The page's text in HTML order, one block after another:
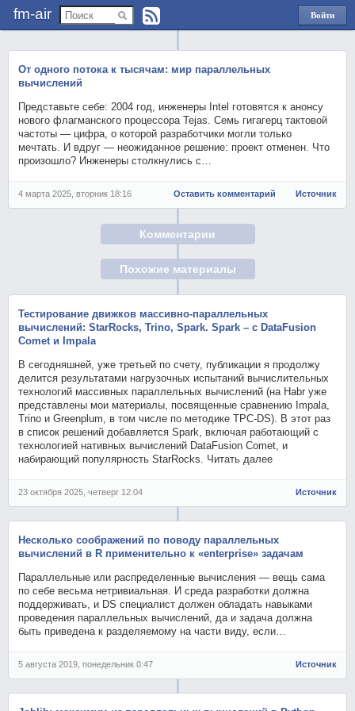
fm-air
Войти
через
От одного потока к тысячам: мир параллельных
вычислений
Представьте себе: 2004 год, инженеры Intel готовятся к анонсу
нового флагманского процессора Tejas. Семь гигагерц тактовой
частоты — цифра, о которой разработчики могли только
мечтать. И вдруг — неожиданное решение: проект отменен. Что
произошло? Инженеры столкнулись с…
4 марта 2025, вторник 18:16 Оставить комментарий Источник
Комментарии
Похожие материалы
Тестирование движков массивно-параллельных
вычислений: StarRocks, Trino, Spark. Spark – с DataFusion
Comet и Impala
В сегодняшней, уже третьей по счету, публикации я продолжу
делится результатами нагрузочных испытаний вычислительных
технологий массивных параллельных вычислений (на Habr уже
представлены мои материалы, посвященные сравнению Impala,
Trino и Greenplum, в том числе по методике TPC-DS). В этот раз
в список решений добавляется Spark, включая работающий с
технологией нативных вычислений DataFusion Comet, и
набирающий популярность StarRocks. Читать далее
23 октября 2025, четверг 12:04 Источник
Несколько соображений по поводу параллельных
вычислений в R применительно к «enterprise» задачам
Параллельные или распределенные вычисления — вещь сама
по себе весьма нетривиальная. И среда разработки должна
поддерживать, и DS специалист должен обладать навыками
проведения параллельных вычислений, да и задача должна
быть приведена к разделяемому на части виду, если…
5 августа 2019, понедельник 0:47 Источник